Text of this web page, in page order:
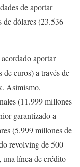
de aportar
dólares (23.536
aportar
euros) a través de
Asimismo,
(11.999 millones
garantizado a
(5.999 millones de
revolving de 500
línea de crédito